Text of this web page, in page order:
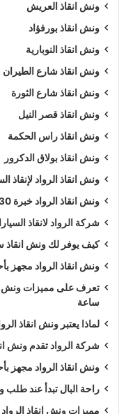
ونش انقاذ العريش
ونش انقاذ بورفؤاد
ونش انقاذ النوبارية
ونش انقاذ شارع الطيران
ونش انقاذ شارع الثورة
ونش انقاذ قصر النيل
ونش انقاذ راس الحكمة
ونش انقاذ بولاق الدكرور
ونش انقاذ الرواد
ونش انقاذ الرواد خبرة 30 عام تضمن لك خدمة مميزة
شركة الرواد لانقاذ
كيف يوفر لك ونش انقاذ
ونش انقاذ الرواد مجهز
ساعة
لماذا يعتبر ونش انقاذ
شركة الرواد تقدم ونش
ونش انقاذ الرواد مجهز
راحة البال تبدأ عند طلب
مميزات ونش انقاذ الرواد